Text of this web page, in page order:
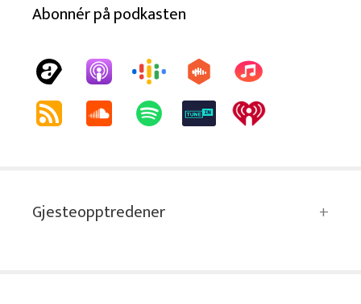
Abonnér på podkasten
Gjesteopptredener